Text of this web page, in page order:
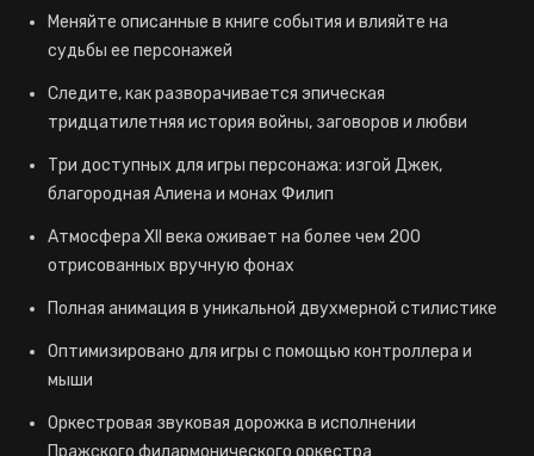
Меняйте описанные в книге события и влияйте на
судьбы ее персонажей
Следите, как разворачивается эпическая
тридцатилетняя история войны, заговоров и любви
Три доступных для игры персонажа: изгой Джек,
благородная Алиена и монах Филип
Атмосфера XII века оживает на более чем 200
отрисованных вручную фонах
Полная анимация в уникальной двухмерной стилистике
Оптимизировано для игры с помощью контроллера и
мыши
Оркестровая звуковая дорожка в исполнении
Пражского филармонического оркестра